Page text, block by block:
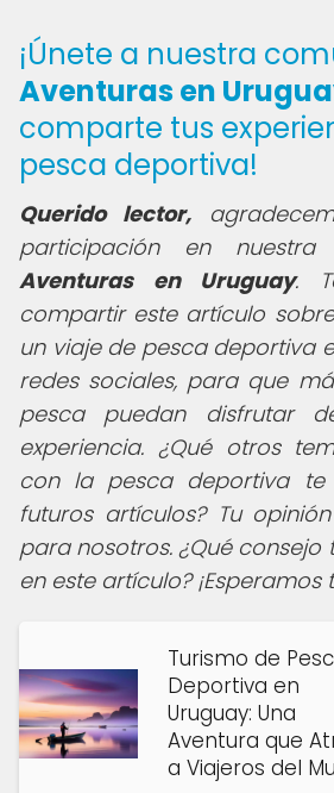
¡Únete a nuestra
Aventuras en
comparte tus
pesca deportiva!
Querido lector,
participación en
Aventuras en Uruguay.
compartir este artículo
un viaje de pesca deportiva
redes sociales, para que
pesca puedan disfrutar
experiencia. ¿Qué otros
con la pesca deportiva
futuros artículos? Tu
para nosotros. ¿Qué consejo
en este artículo?
Turismo de
Deportiva en
Uruguay: Una
Aventura que
a Viajeros del